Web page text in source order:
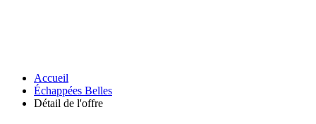
Accueil
Échappées Belles
Détail de l'offre